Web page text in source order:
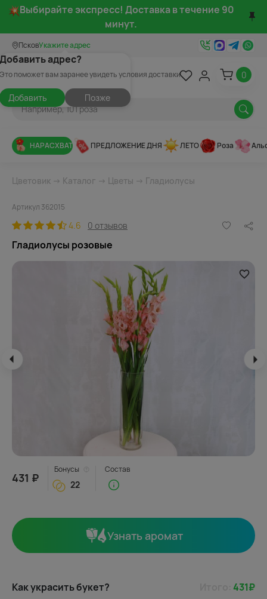
Выбирайте экспресс! Доставка в течение 90
минут.
ПсковУкажите адрес
адрес?
поможет вам заранее увидеть условия доставки
Добавить Позже
0
НАРАСХВАТ ПРЕДЛОЖЕНИЕ ДНЯ ЛЕТО Роза
Цветовик → Каталог → Цветы → Гладиолусы
Артикул 362015
4.6 0 отзывов
Гладиолусы розовые
431 ₽
Бонусы
22
Состав
Узнать аромат
Как украсить букет? 431₽